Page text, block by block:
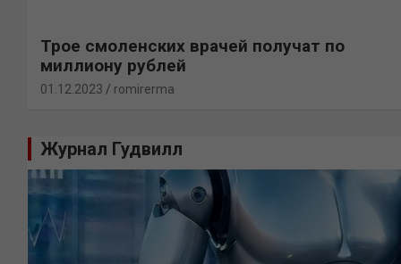
Трое смоленских врачей получат по
миллиону рублей
01.12.2023 romirerma
Журнал Гудвилл